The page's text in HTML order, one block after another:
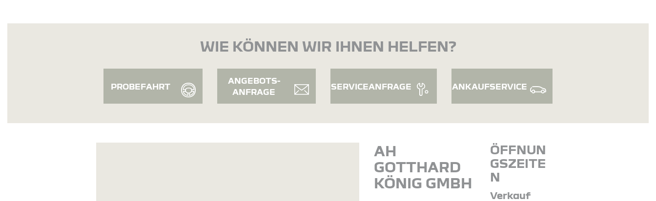
WIE KÖNNEN WIR IHNEN HELFEN?
PROBEFAHRT
ANGEBOTS-
ANFRAGE
SERVICEANFRAGE ANKAUFSERVICE
AH
GOTTHARD
KÖNIG GMBH
ÖFFNUN
GSZEITE
N
Verkauf